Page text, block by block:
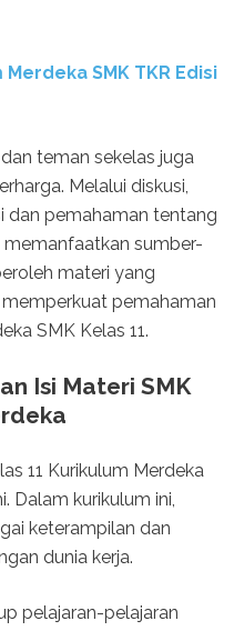
Merdeka SMK TKR Edisi
teman sekelas juga
Melalui diskusi,
dan pemahaman tentang
sumber-
materi yang
pemahaman
SMK Kelas 11.
Isi Materi SMK
11 Kurikulum Merdeka
Dalam kurikulum ini,
keterampilan dan
dunia kerja.
pelajaran-pelajaran